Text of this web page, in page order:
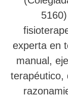
5160)
experta en
manual,
terapéutico,